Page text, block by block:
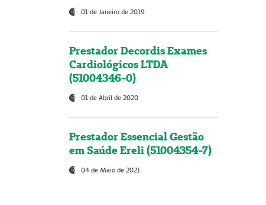
01 de Janeiro de 2019
Prestador Decordis Exames
Cardiológicos LTDA
(51004346-0)
01 de Abril de 2020
Prestador Essencial Gestão
em Saúde Ereli (51004354-7)
04 de Maio de 2021